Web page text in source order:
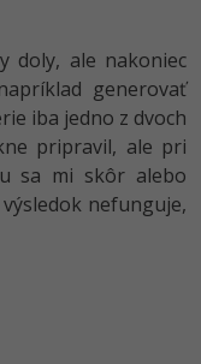
doly, ale nakoniec
generovať
iba jedno z dvoch
pripravil, ale pri
sa mi skôr alebo
nefunguje,